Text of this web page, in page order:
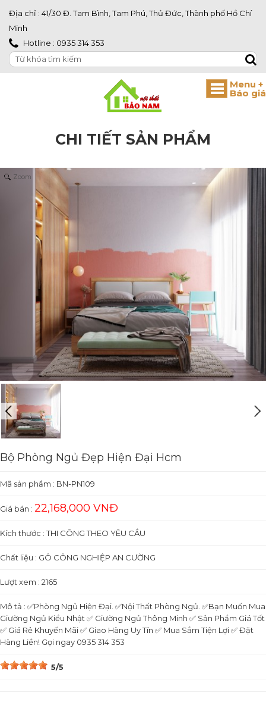
Địa chỉ : 41/30 Đ. Tam Bình, Tam Phú, Thủ Đức, Thành phố Hồ Chí
Minh
Hotline : 0935 314 353
CHI TIẾT SẢN PHẨM
Zoom
Bộ Phòng Ngủ Đẹp Hiện Đại Hcm
Mã sản phẩm : BN-PN109
Giá bán : 22,168,000 VNĐ
Kích thước : THI CÔNG THEO YÊU CẦU
Chất liệu : GÔ CÔNG NGHIỆP AN CƯỜNG
Lượt xem : 2165
Mô tả : ✅Phòng Ngủ Hiện Đại. ✅Nội Thất Phòng Ngủ. ✅Bạn Muốn Mua
Giường Ngủ Kiểu Nhật ✅ Giường Ngủ Thông Minh ✅ Sản Phẩm Giá Tốt
✅ Giá Rẻ Khuyến Mãi ✅ Giao Hàng Uy Tín ✅ Mua Sắm Tiện Lợi ✅ Đặt
Hàng Liền! Gọi ngay 0935 314 353
5/5